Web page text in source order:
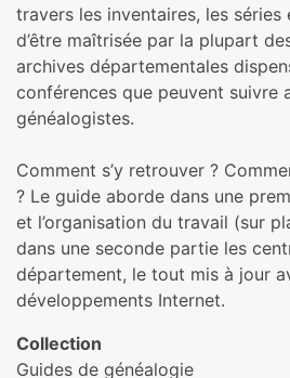
travers les inventaires, les
d’être maîtrisée par la plupart
archives départementales
conférences que peuvent suivre
généalogistes.
Comment s’y retrouver ?
? Le guide aborde dans une
et l’organisation du travail (sur
dans une seconde partie les
département, le tout mis à jour
développements Internet.
Collection
Guides de généalogie